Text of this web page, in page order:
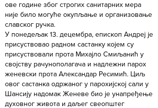
ове године због строгих санитарних мера
није било могуће окупљање и организовање
славског ручка.
У понедељак 13. децембра, епископ Андреј је
присуствовао радном састанку којем су
присуствовали прота Михајло Смиљанић у
својству рачунополагача и надлежни парох
женевски прота Александар Ресимић. Циљ
овог састанка одржаног у парохијској сали у
Шансију надомак Женеве био је унапређење
духовног живота и даљег свеопштег